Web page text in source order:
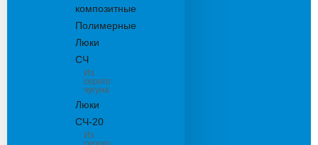
композитные
Полимерные
Люки
СЧ
Из
серого
чугуна
Люки
СЧ-20
Из